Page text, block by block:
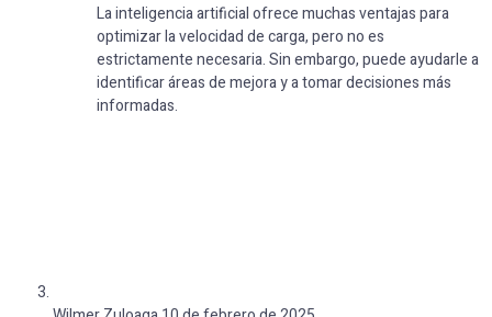
La inteligencia artificial ofrece muchas ventajas para
optimizar la velocidad de carga, pero no es
estrictamente necesaria. Sin embargo, puede ayudarle a
identificar áreas de mejora y a tomar decisiones más
informadas.